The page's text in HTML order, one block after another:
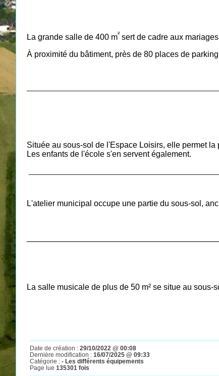
La grande salle de 400 m² sert de cadre aux
À proximité du bâtiment, près de 80 places de
Située au sous-sol de l'Espace Loisirs, elle permet
Les enfants de l'école s'en servent également.
L'atelier municipal occupe une partie du sous-sol,
La salle musicale de plus de 50 m² se situe au
Date de création : 29/10/2022 @ 00:08
Dernière modification : 16/07/2025 @ 09:33
Catégorie : - Les différents équipements
Page lue 135301 fois